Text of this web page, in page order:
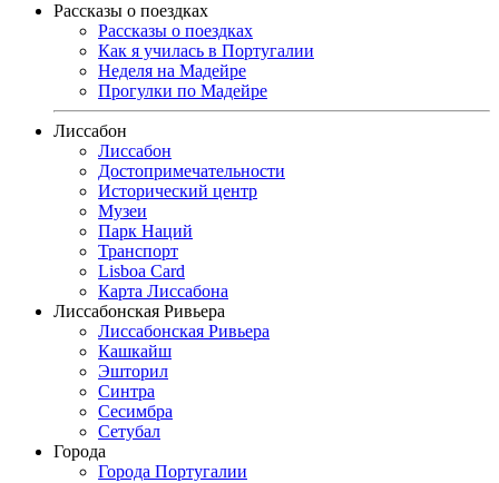
Рассказы о поездках
Рассказы о поездках
Как я училась в Португалии
Неделя на Мадейре
Прогулки по Мадейре
Лиссабон
Лиссабон
Достопримечательности
Исторический центр
Музеи
Парк Наций
Транспорт
Lisboa Card
Карта Лиссабона
Лиссабонская Ривьера
Лиссабонская Ривьера
Кашкайш
Эшторил
Синтра
Сесимбра
Сетубал
Города
Города Португалии